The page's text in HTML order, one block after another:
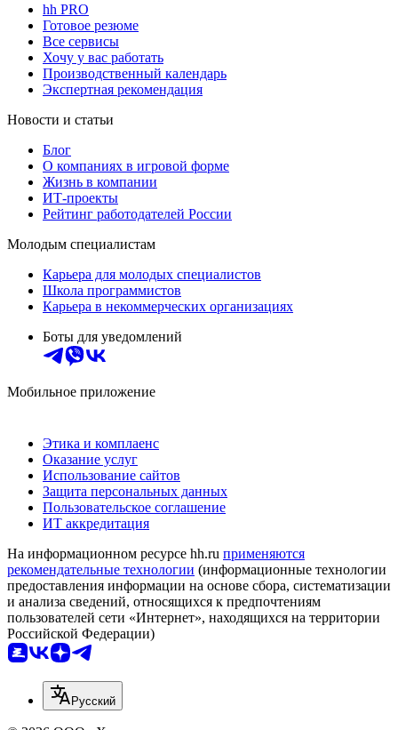
hh PRO
Готовое резюме
Все сервисы
Хочу у вас работать
Производственный календарь
Экспертная рекомендация
Новости и статьи
Блог
О компаниях в игровой форме
Жизнь в компании
ИТ-проекты
Рейтинг работодателей России
Молодым специалистам
Карьера для молодых специалистов
Школа программистов
Карьера в некоммерческих организациях
Боты для уведомлений
Мобильное приложение
Этика и комплаенс
Оказание услуг
Использование сайтов
Защита персональных данных
Пользовательское соглашение
ИТ аккредитация
На информационном ресурсе hh.ru применяются
рекомендательные технологии (информационные технологии
предоставления информации на основе сбора, систематизации
и анализа сведений, относящихся к предпочтениям
пользователей сети «Интернет», находящихся на территории
Российской Федерации)
Русский